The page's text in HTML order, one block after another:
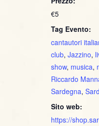
€5
Tag Evento:
cantautori
club, Jazzino,
show, musica,
Riccardo
Sardegna,
Sito web:
https://